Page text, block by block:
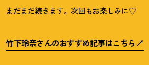
まだまだ続きます。次回もお楽しみに♡
竹下玲奈さんのおすすめ記事はこちら